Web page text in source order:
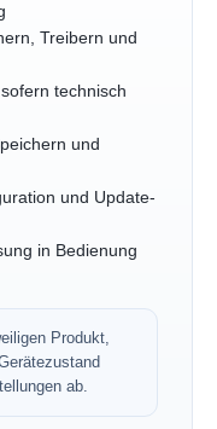
Treibern und
technisch
und
und Update-
in Bedienung
Produkt,
ab.